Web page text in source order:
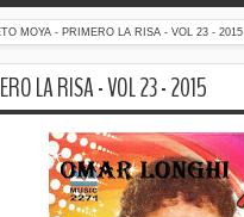
MOYA - PRIMERO LA RISA - VOL 23 - 2015
LA RISA - VOL 23 - 2015